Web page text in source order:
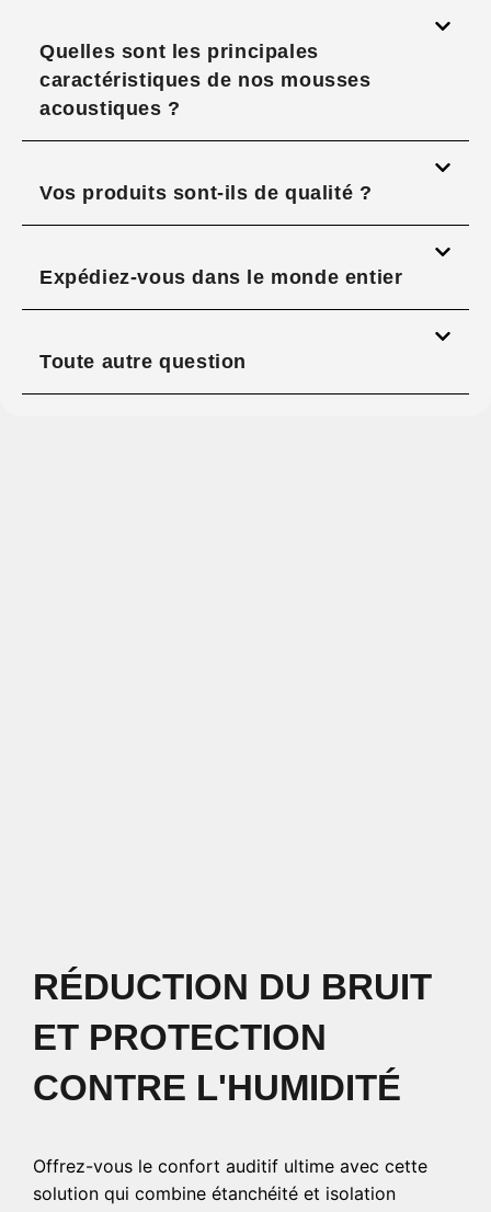
Quelles sont les principales
caractéristiques de nos mousses
acoustiques ?
Vos produits sont-ils de qualité ?
Expédiez-vous dans le monde entier
Toute autre question
RÉDUCTION DU BRUIT
ET PROTECTION
CONTRE L'HUMIDITÉ
Offrez-vous le confort auditif ultime avec cette
solution qui combine étanchéité et isolation